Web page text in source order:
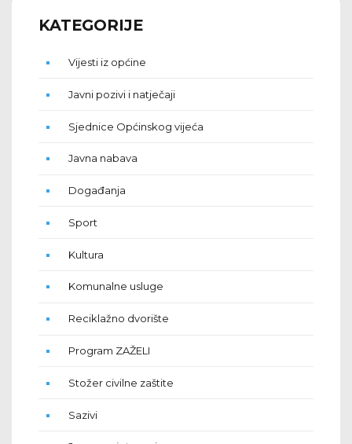
KATEGORIJE
Vijesti iz općine
Javni pozivi i natječaji
Sjednice Općinskog vijeća
Javna nabava
Događanja
Sport
Kultura
Komunalne usluge
Reciklažno dvorište
Program ZAŽELI
Stožer civilne zaštite
Sazivi